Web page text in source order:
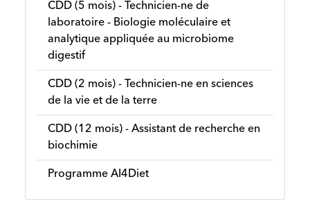
CDD (5 mois) - Technicien-ne de
laboratoire - Biologie moléculaire et
analytique appliquée au microbiome
digestif
CDD (2 mois) - Technicien-ne en sciences
de la vie et de la terre
CDD (12 mois) - Assistant de recherche en
biochimie
Programme AI4Diet